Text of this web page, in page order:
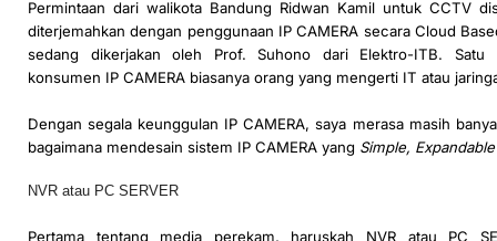
Permintaan dari walikota Bandung Ridwan Kamil untuk CCTV
diterjemahkan dengan penggunaan IP CAMERA secara Cloud
sedang dikerjakan oleh Prof. Suhono dari Elektro-ITB. Satu
konsumen IP CAMERA biasanya orang yang mengerti IT atau
Dengan segala keunggulan IP CAMERA, saya merasa masih
bagaimana mendesain sistem IP CAMERA yang Simple, Expandable
NVR atau PC SERVER
Pertama tentang media perekam, haruskah NVR atau PC